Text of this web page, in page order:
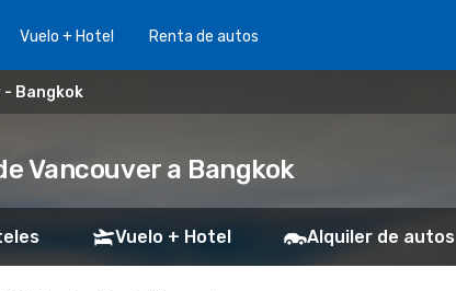
Vuelo + Hotel Renta de autos
- Bangkok
Vancouver a Bangkok
Vuelo + Hotel Alquiler de autos